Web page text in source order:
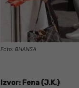
Foto: BHANSA
Izvor: Fena (J.K.)